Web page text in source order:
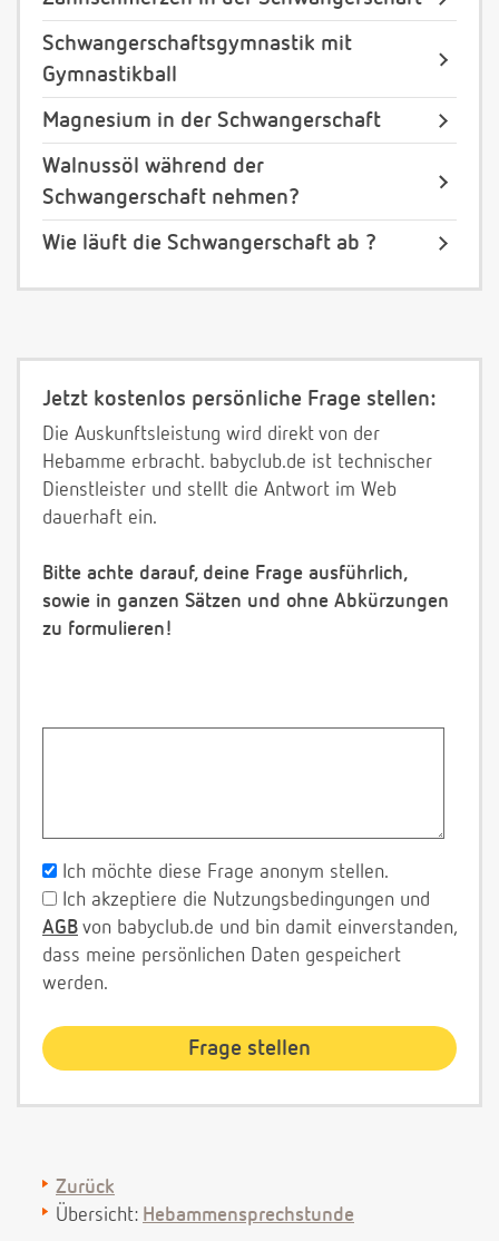
Schwangerschaftsgymnastik mit
Gymnastikball
Magnesium in der Schwangerschaft
Walnussöl während der
Schwangerschaft nehmen?
Wie läuft die Schwangerschaft ab ?
Jetzt kostenlos persönliche Frage stellen:
Die Auskunftsleistung wird direkt von der
Hebamme erbracht. babyclub.de ist technischer
Dienstleister und stellt die Antwort im Web
dauerhaft ein.
Bitte achte darauf, deine Frage ausführlich,
sowie in ganzen Sätzen und ohne Abkürzungen
zu formulieren!
Ich möchte diese Frage anonym stellen.
Ich akzeptiere die Nutzungsbedingungen und
AGB von babyclub.de und bin damit einverstanden,
dass meine persönlichen Daten gespeichert
werden.
Zurück
Übersicht: Hebammensprechstunde